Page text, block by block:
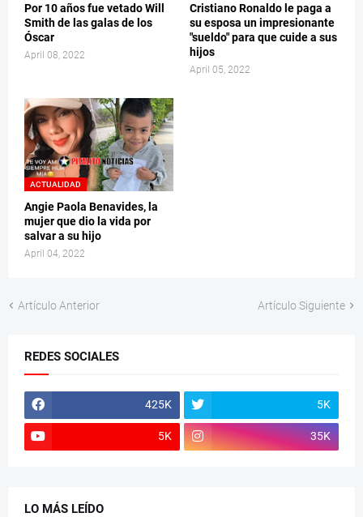
Por 10 años fue vetado Will
Smith de las galas de los
Óscar
April 08, 2022
Cristiano Ronaldo le paga a
su esposa un impresionante
"sueldo" para que cuide a sus
hijos
April 05, 2022
ACTUALIDAD
Angie Paola Benavides, la
mujer que dio la vida por
salvar a su hijo
April 04, 2022
Artículo Anterior Artículo Siguiente
REDES SOCIALES
425K 5K
5K 35K
LO MÁS LEÍDO